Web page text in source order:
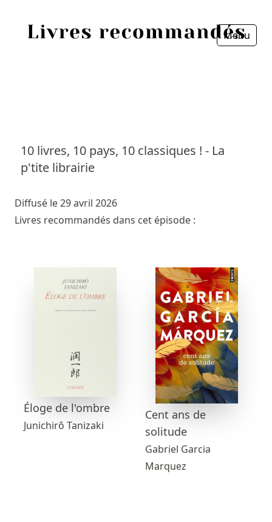
Menu
10 livres, 10 pays, 10 classiques ! - La
p'tite librairie
Diffusé le 29 avril 2026
Livres recommandés dans cet épisode :
Éloge de l'ombre
Junichirô Tanizaki
Cent ans de
solitude
Gabriel Garcia
Marquez
Personnes
Livres
Prix littéraires
Fermer